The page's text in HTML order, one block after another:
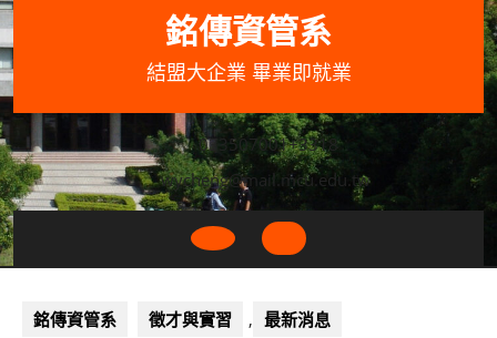
Skip
to
content
銘傳資管系
結盟大企業 畢業即就業
033507001+3318
wycheng@mail.mcu.edu.tw
Open
銘傳資管系
徵才與實習 , 最新消息